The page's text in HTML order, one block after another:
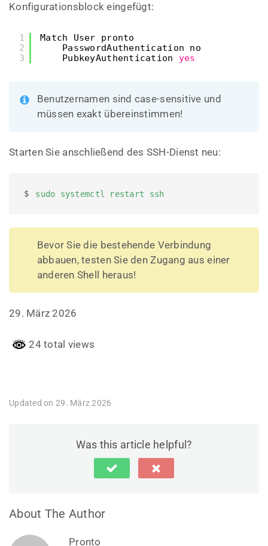
Konfigurationsblock eingefügt:
1
2
3
Match User pronto
PasswordAuthentication no
PubkeyAuthentication yes
Benutzernamen sind case-sensitive und
müssen exakt übereinstimmen!
Starten Sie anschließend des SSH-Dienst neu:
$ sudo systemctl restart ssh
Bevor Sie die bestehende Verbindung
abbauen, testen Sie den Zugang aus einer
anderen Shell heraus!
29. März 2026
24 total views
Updated on 29. März 2026
Was this article helpful?
About The Author
Pronto